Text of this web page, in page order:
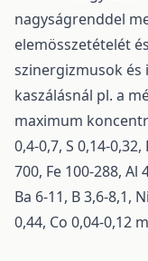
nagyságrenddel
elemösszetételét
szinergizmusok és
kaszálásnál pl. a
maximum
0,4-0,7, S 0,14-
700, Fe 100-288, Al
Ba 6-11, B 3,6-8,1,
0,44, Co 0,04-0,12